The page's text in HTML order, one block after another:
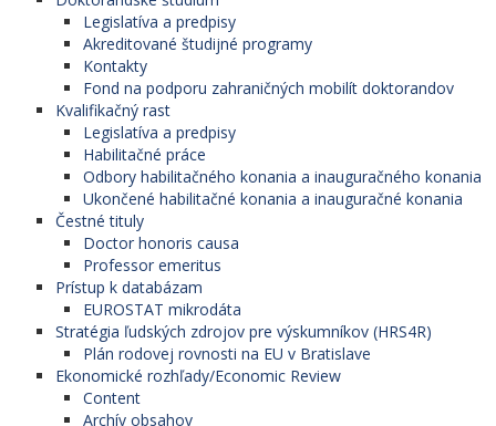
Legislatíva a predpisy
Akreditované študijné programy
Kontakty
Fond na podporu zahraničných mobilít doktorandov
Kvalifikačný rast
Legislatíva a predpisy
Habilitačné práce
Odbory habilitačného konania a inauguračného konania
Ukončené habilitačné konania a inauguračné konania
Čestné tituly
Doctor honoris causa
Professor emeritus
Prístup k databázam
EUROSTAT mikrodáta
Stratégia ľudských zdrojov pre výskumníkov (HRS4R)
Plán rodovej rovnosti na EU v Bratislave
Ekonomické rozhľady/Economic Review
Content
Archív obsahov